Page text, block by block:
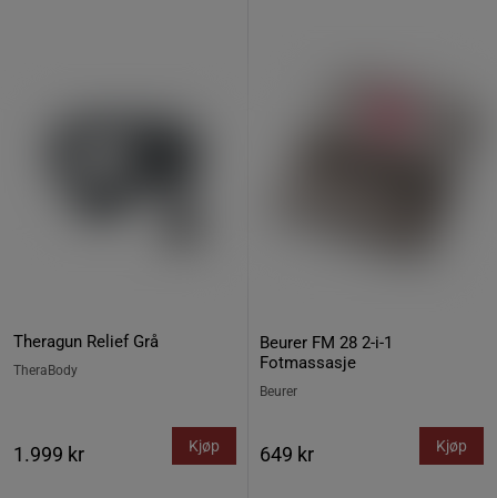
Theragun Relief Grå
TheraBody
1.999 kr Kjøp
Beurer FM 28 2-i-1
Fotmassasje
Beurer
649 kr Kjøp